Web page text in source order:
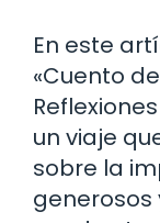
En este
«Cuento
un viaje
sobre la